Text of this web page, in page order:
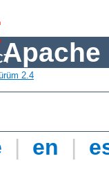
Apache
2.4
| en |